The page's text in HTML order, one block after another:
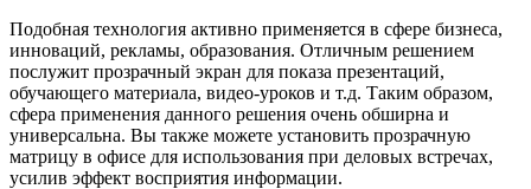
Подобная технология активно применяется в сфере бизнеса,
инноваций, рекламы, образования. Отличным решением
послужит прозрачный экран для показа презентаций,
обучающего материала, видео-уроков и т.д. Таким образом,
сфера применения данного решения очень обширна и
универсальна. Вы также можете установить прозрачную
матрицу в офисе для использования при деловых встречах,
усилив эффект восприятия информации.